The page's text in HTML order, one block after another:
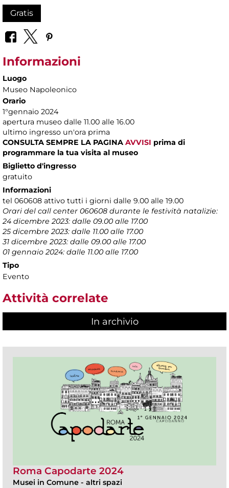
Gratis
Informazioni
Luogo
Museo Napoleonico
Orario
1°gennaio 2024
apertura museo dalle 11.00 alle 16.00
ultimo ingresso un'ora prima
CONSULTA SEMPRE LA PAGINA AVVISI prima di
programmare la tua visita al museo
Biglietto d'ingresso
gratuito
Informazioni
tel 060608 attivo tutti i giorni dalle 9.00 alle 19.00
Orari del call center 060608 durante le festività natalizie:
24 dicembre 2023: dalle 09.00 alle 17.00
25 dicembre 2023: dalle 11.00 alle 17.00
31 dicembre 2023: dalle 09.00 alle 17.00
01 gennaio 2024: dalle 11.00 alle 17.00
Tipo
Evento
Attività correlate
In archivio
Roma Capodarte 2024
Musei in Comune - altri spazi